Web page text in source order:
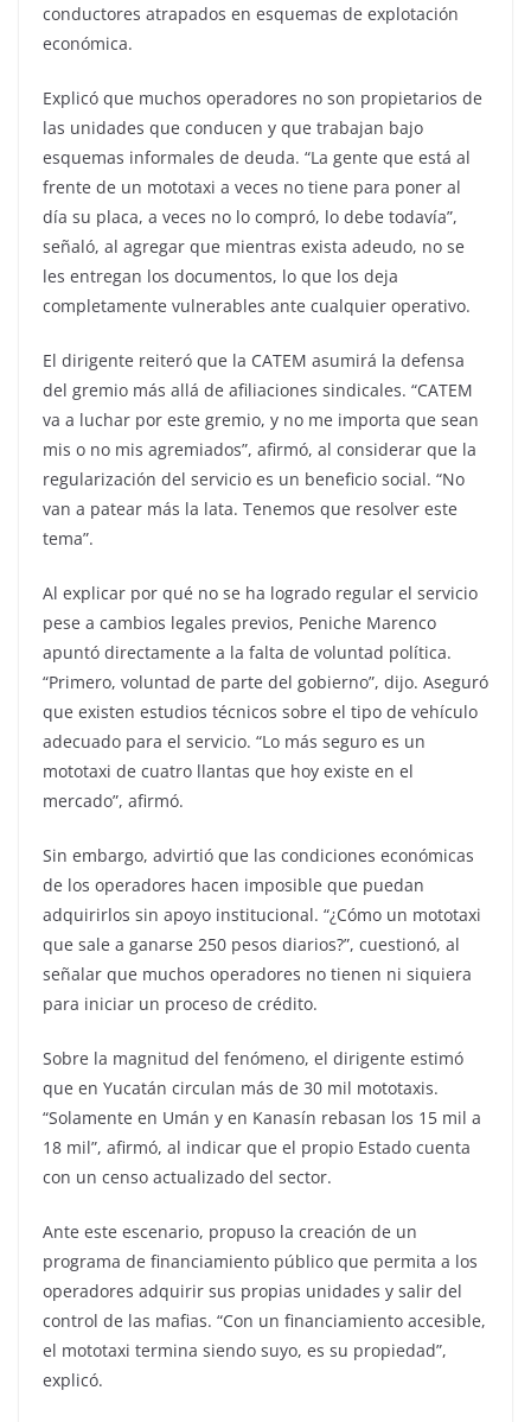
conductores atrapados en esquemas de explotación
económica.
Explicó que muchos operadores no son propietarios de
las unidades que conducen y que trabajan bajo
esquemas informales de deuda. “La gente que está al
frente de un mototaxi a veces no tiene para poner al
día su placa, a veces no lo compró, lo debe todavía”,
señaló, al agregar que mientras exista adeudo, no se
les entregan los documentos, lo que los deja
completamente vulnerables ante cualquier operativo.
El dirigente reiteró que la CATEM asumirá la defensa
del gremio más allá de afiliaciones sindicales. “CATEM
va a luchar por este gremio, y no me importa que sean
mis o no mis agremiados”, afirmó, al considerar que la
regularización del servicio es un beneficio social. “No
van a patear más la lata. Tenemos que resolver este
tema”.
Al explicar por qué no se ha logrado regular el servicio
pese a cambios legales previos, Peniche Marenco
apuntó directamente a la falta de voluntad política.
“Primero, voluntad de parte del gobierno”, dijo. Aseguró
que existen estudios técnicos sobre el tipo de vehículo
adecuado para el servicio. “Lo más seguro es un
mototaxi de cuatro llantas que hoy existe en el
mercado”, afirmó.
Sin embargo, advirtió que las condiciones económicas
de los operadores hacen imposible que puedan
adquirirlos sin apoyo institucional. “¿Cómo un mototaxi
que sale a ganarse 250 pesos diarios?”, cuestionó, al
señalar que muchos operadores no tienen ni siquiera
para iniciar un proceso de crédito.
Sobre la magnitud del fenómeno, el dirigente estimó
que en Yucatán circulan más de 30 mil mototaxis.
“Solamente en Umán y en Kanasín rebasan los 15 mil a
18 mil”, afirmó, al indicar que el propio Estado cuenta
con un censo actualizado del sector.
Ante este escenario, propuso la creación de un
programa de financiamiento público que permita a los
operadores adquirir sus propias unidades y salir del
control de las mafias. “Con un financiamiento accesible,
el mototaxi termina siendo suyo, es su propiedad”,
explicó.